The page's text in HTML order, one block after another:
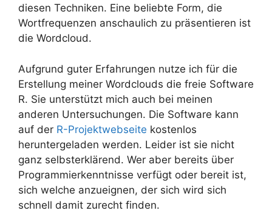
diesen Techniken. Eine beliebte Form, die
Wortfrequenzen anschaulich zu präsentieren ist
die Wordcloud.
Aufgrund guter Erfahrungen nutze ich für die
Erstellung meiner Wordclouds die freie Software
R. Sie unterstützt mich auch bei meinen
anderen Untersuchungen. Die Software kann
auf der R-Projektwebseite kostenlos
heruntergeladen werden. Leider ist sie nicht
ganz selbsterklärend. Wer aber bereits über
Programmierkenntnisse verfügt oder bereit ist,
sich welche anzueignen, der sich wird sich
schnell damit zurecht finden.